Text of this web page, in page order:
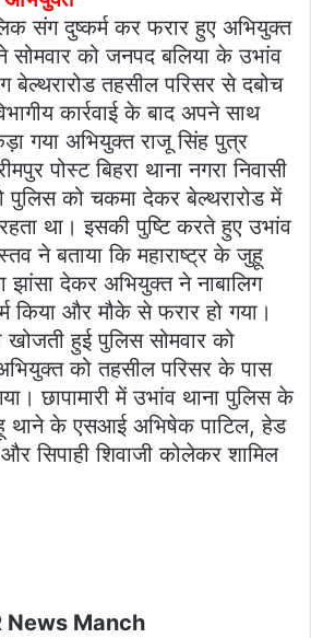
संग दुष्कर्म कर फरार हुए अभियुक्त
सोमवार को जनपद बलिया के उभांव
बेल्थरारोड तहसील परिसर से दबोच
कार्रवाई के बाद अपने साथ
गया अभियुक्त राजू सिंह पुत्र
पोस्ट बिहरा थाना नगरा निवासी
पुलिस को चकमा देकर बेल्थरारोड में
था। इसकी पुष्टि करते हुए उभांव
ने बताया कि महाराष्ट्र के जुहू
झांसा देकर अभियुक्त ने नाबालिग
किया और मौके से फरार हो गया।
हुई पुलिस सोमवार को
को तहसील परिसर के पास
छापामारी में उभांव थाना पुलिस के
थाने के एसआई अभिषेक पाटिल, हेड
सिपाही शिवाजी कोलेकर शामिल
News Manch